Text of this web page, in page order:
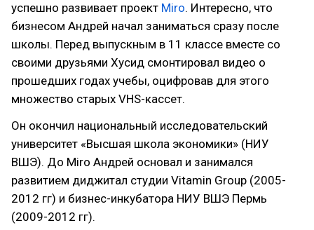
успешно развивает проект Miro. Интересно, что
бизнесом Андрей начал заниматься сразу после
школы. Перед выпускным в 11 классе вместе со
своими друзьями Хусид смонтировал видео о
прошедших годах учебы, оцифровав для этого
множество старых VHS-кассет.
Он окончил национальный исследовательский
университет «Высшая школа экономики» (НИУ
ВШЭ). До Miro Андрей основал и занимался
развитием диджитал студии Vitamin Group (2005-
2012 гг) и бизнес-инкубатора НИУ ВШЭ Пермь
(2009-2012 гг).